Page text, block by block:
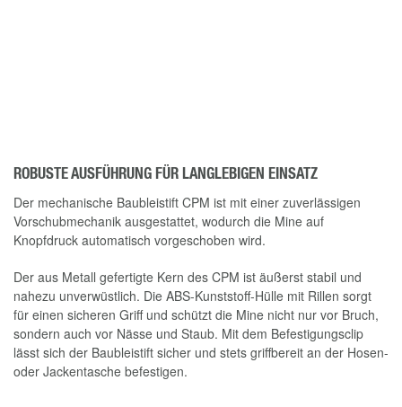
ROBUSTE AUSFÜHRUNG FÜR LANGLEBIGEN EINSATZ
Der mechanische Baubleistift CPM ist mit einer zuverlässigen
Vorschubmechanik ausgestattet, wodurch die Mine auf
Knopfdruck automatisch vorgeschoben wird.
Der aus Metall gefertigte Kern des CPM ist äußerst stabil und
nahezu unverwüstlich. Die ABS-Kunststoff-Hülle mit Rillen sorgt
für einen sicheren Griff und schützt die Mine nicht nur vor Bruch,
sondern auch vor Nässe und Staub. Mit dem Befestigungsclip
lässt sich der Baubleistift sicher und stets griffbereit an der Hosen-
oder Jackentasche befestigen.